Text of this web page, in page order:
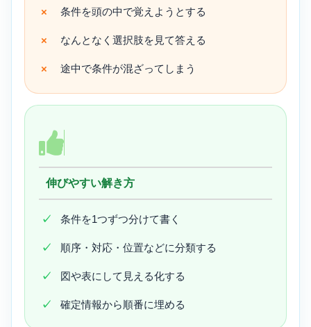
条件を頭の中で覚えようとする
なんとなく選択肢を見て答える
途中で条件が混ざってしまう
伸びやすい解き方
条件を1つずつ分けて書く
順序・対応・位置などに分類する
図や表にして見える化する
確定情報から順番に埋める